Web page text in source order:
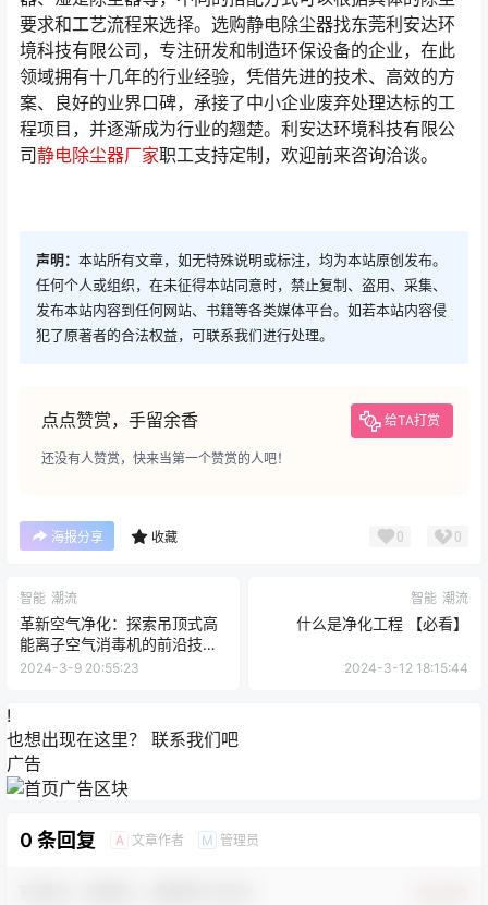
要求和工艺流程来选择。选购静电除尘器找东莞利安达环
境科技有限公司，专注研发和制造环保设备的企业，在此
领域拥有十几年的行业经验，凭借先进的技术、高效的方
案、良好的业界口碑，承接了中小企业废弃处理达标的工
程项目，并逐渐成为行业的翘楚。利安达环境科技有限公
司静电除尘器厂家职工支持定制，欢迎前来咨询洽谈。
声明： 本站所有文章，如无特殊说明或标注，均为本站原创发布。
任何个人或组织，在未征得本站同意时，禁止复制、盗用、采集、
发布本站内容到任何网站、书籍等各类媒体平台。如若本站内容侵
犯了原著者的合法权益，可联系我们进行处理。
点点赞赏，手留余香 给TA打赏
还没有人赞赏，快来当第一个赞赏的人吧！
海报分享 收藏 0 0
智能 潮流
革新空气净化：探索吊顶式高
能离子空气消毒机的前沿技术
（干货）
2024-3-9 20:55:23
智能 潮流
什么是净化工程 【必看】
2024-3-12 18:15:44
!
也想出现在这里？ 联系我们吧
广告
0 条回复 A 文章作者 M 管理员